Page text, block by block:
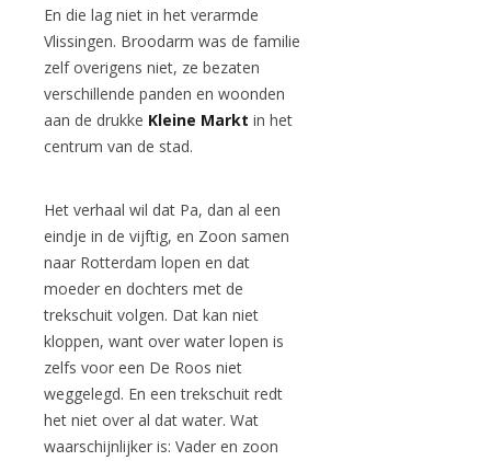
En die lag niet in het verarmde
Vlissingen. Broodarm was de familie
zelf overigens niet, ze bezaten
verschillende panden en woonden
aan de drukke Kleine Markt in het
centrum van de stad.
Het verhaal wil dat Pa, dan al een
eindje in de vijftig, en Zoon samen
naar Rotterdam lopen en dat
moeder en dochters met de
trekschuit volgen. Dat kan niet
kloppen, want over water lopen is
zelfs voor een De Roos niet
weggelegd. En een trekschuit redt
het niet over al dat water. Wat
waarschijnlijker is: Vader en zoon